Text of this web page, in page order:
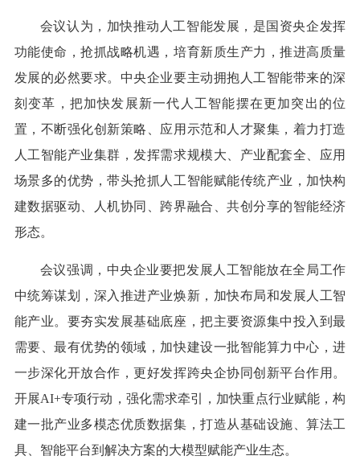
会议认为，加快推动人工智能发展，是国资央企发挥
功能使命，抢抓战略机遇，培育新质生产力，推进高质量
发展的必然要求。中央企业要主动拥抱人工智能带来的深
刻变革，把加快发展新一代人工智能摆在更加突出的位
置，不断强化创新策略、应用示范和人才聚集，着力打造
人工智能产业集群，发挥需求规模大、产业配套全、应用
场景多的优势，带头抢抓人工智能赋能传统产业，加快构
建数据驱动、人机协同、跨界融合、共创分享的智能经济
形态。
会议强调，中央企业要把发展人工智能放在全局工作
中统筹谋划，深入推进产业焕新，加快布局和发展人工智
能产业。要夯实发展基础底座，把主要资源集中投入到最
需要、最有优势的领域，加快建设一批智能算力中心，进
一步深化开放合作，更好发挥跨央企协同创新平台作用。
开展AI+专项行动，强化需求牵引，加快重点行业赋能，构
建一批产业多模态优质数据集，打造从基础设施、算法工
具、智能平台到解决方案的大模型赋能产业生态。